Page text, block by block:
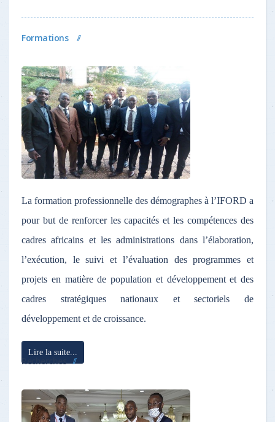
Formations
La formation professionnelle des démographes à l’IFORD a
pour but de renforcer les capacités et les compétences des
cadres africains et les administrations dans l’élaboration,
l’exécution, le suivi et l’évaluation des programmes et
projets en matière de population et développement et des
cadres stratégiques nationaux et sectoriels de
développement et de croissance.
Lire la suite...
Recherches